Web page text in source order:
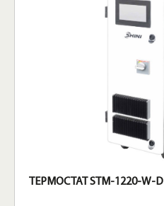
ТЕРМОСТАТ STM-1220-W-D